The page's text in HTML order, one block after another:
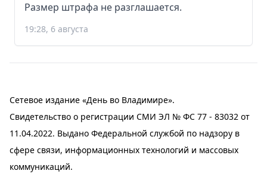
Размер штрафа не разглашается.
19:28, 6 августа
Сетевое издание «День во Владимире».
Свидетельство о регистрации СМИ ЭЛ № ФС 77 - 83032 от
11.04.2022. Выдано Федеральной службой по надзору в
сфере связи, информационных технологий и массовых
коммуникаций.